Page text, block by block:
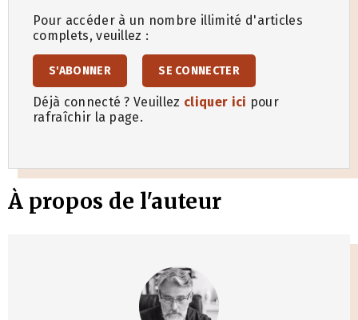
Pour accéder à un nombre illimité d'articles
complets, veuillez :
S'ABONNER SE CONNECTER
Déjà connecté ? Veuillez cliquer ici pour
rafraîchir la page.
À propos de l'auteur